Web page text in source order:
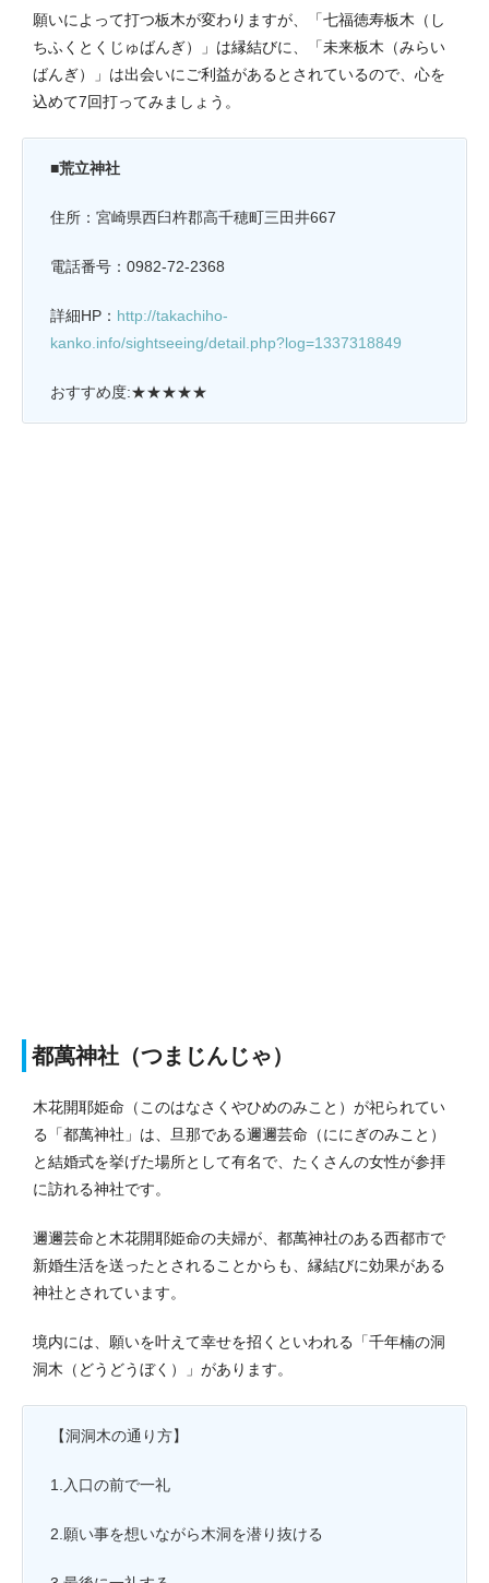
願いによって打つ板木が変わりますが、「七福徳寿板木（し
ちふくとくじゅばんぎ）」は縁結びに、
「未来板木（みらい
ばんぎ）
」は出会いにご利益があるとされているので、心を
込めて7回打ってみましょう。
■荒立神社
住所：宮崎県西臼杵郡高千穂町三田井667
電話番号：0982-72-2368
詳細HP： http://takachiho-
kanko.info/sightseeing/detail.php?log=1337318849
おすすめ度:★★★★★
都萬神社（つまじんじゃ）
木花開耶姫命（このはなさくやひめのみこと）が祀られてい
る「都萬神社」は、旦那である邇邇芸命（ににぎのみこと）
と結婚式を挙げた場所として有名で、たくさんの女性が参拝
に訪れる神社です。
邇邇芸命と木花開耶姫命の夫婦が、都萬神社のある西都市で
新婚生活を送ったとされることからも、縁結びに効果がある
神社とされています。
境内には、 願いを叶えて幸せを招く といわれる「千年楠の洞
洞木（どうどうぼく）」があります。
【洞洞木の通り方】
1.入口の前で一礼
2.願い事を想いながら木洞を潜り抜ける